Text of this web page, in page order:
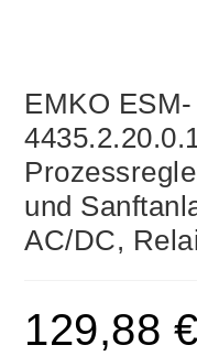
EMKO ESM-
und
AC/DC,
129,88 €